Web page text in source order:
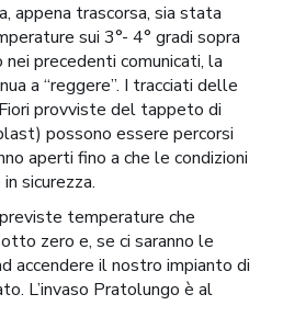
appena trascorsa, sia stata
sui 3°- 4° gradi sopra
precedenti comunicati, la
a “reggere”. I tracciati delle
provviste del tappeto di
possono essere percorsi
aperti fino a che le condizioni
sicurezza.
temperature che
zero e, se ci saranno le
accendere il nostro impianto di
L’invaso Pratolungo è al